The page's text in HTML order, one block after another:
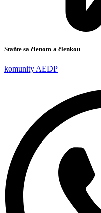
Staňte sa členom a členkou
komunity AEDP